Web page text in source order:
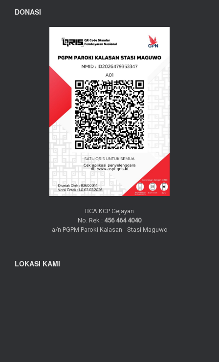
DONASI
BCA KCP Gejayan
No. Rek : 456 464 4040
a/n PGPM Paroki Kalasan - Stasi Maguwo
LOKASI KAMI